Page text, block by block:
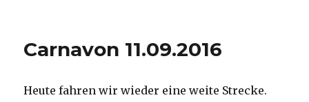
Carnavon 11.09.2016
Heute fahren wir wieder eine weite Strecke.